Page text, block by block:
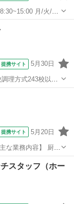
支店） ...
提携サイト 5月30日
校給食を提供し
提携サイト 5月20日
の仕込みもありま
スタッフ（ホー